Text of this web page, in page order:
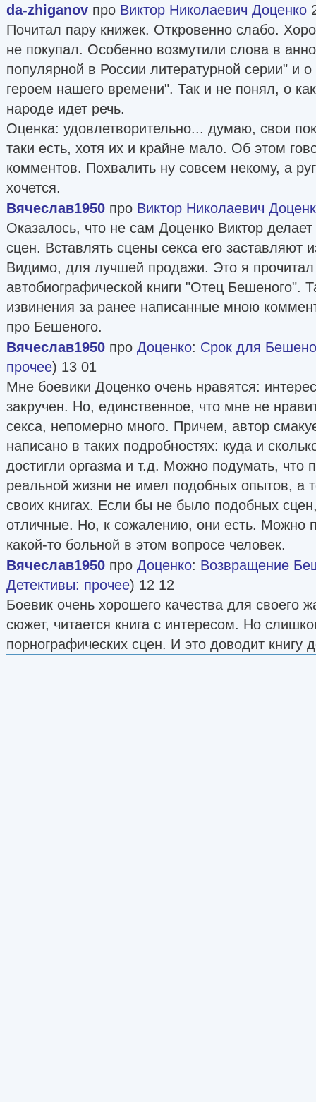
эмигрировавшего отца-латыша. Под диктовку
резкий ответ, переписка прекратилась, но
отчислен. Как известного спортсмена
институт, а затем перевели в МГУ. На 4-м
болгарке, с скандалом оставляет
Софию, быстро овладевает болгарским и
экономическом институте. Спустя год,
Москву, Доценко узнает, что он отчислен из
поведение". Знакомые кинематографисты, у
снимался в массовках, помогают ему
ВГИКа и защитить диплом. Получив диплом,
режиссерский факультет ВГИКа и
За неопубликованную повесть "День,
КПСС и военном перевороте в СССР против
сажают в тюрьму за "бытовое хулиганство".
Вернувшись в Мосвку, Доценко продолжает
различных изданий, работает на
"Бенефисом" Л. Гурченко, с А. Миттой над
собственной картины Доценко о судьбах
запустить не позволили.
Для сбора нового материала Доценко
воюющий Афганистан, в район Кандагара.
Первые литературные опыты Доценко
Роман о десантнике-"афганце" был высоко
Токаревой, Борисом Васильевым, Аркадием
дало визы и обвинило автора в "очернении
действительности". КГБ снова взяло Доценко
допросы, избиения. Писатель отказался
осведомителем и получил 6 лет лишения
Б. Васильева Доценко освободился на 1,5
вернулся в Москву и принялся
Бешеном. Книга была хорошо принята в
публикации в 1989 г. не рекомендовалась...
da-zhiganov про Виктор Николаевич Доценко
Почитал пару книжек. Откровенно слабо.
не покупал. Особенно возмутили слова в
популярной в России литературной серии" и
героем нашего времени". Так и не понял, о
народе идет речь.
Оценка: удовлетворительно... думаю, свои
таки есть, хотя их и крайне мало. Об этом
комментов. Похвалить ну совсем некому, а
хочется.
Вячеслав1950 про Виктор Николаевич
Оказалось, что не сам Доценко Виктор делает
сцен. Вставлять сцены секса его заставляют
Видимо, для лучшей продажи. Это я прочитал
автобиографической книги "Отец Бешеного".
извинения за ранее написанные мною
про Бешеного.
Вячеслав1950 про Доценко: Срок для
прочее) 13 01
Мне боевики Доценко очень нравятся:
закручен. Но, единственное, что мне не
секса, непомерно много. Причем, автор
написано в таких подробностях: куда и
достигли оргазма и т.д. Можно подумать, что
реальной жизни не имел подобных опытов, а
своих книгах. Если бы не было подобных
отличные. Но, к сожалению, они есть. Можно
какой-то больной в этом вопросе человек.
Вячеслав1950 про Доценко: Возвращение
Детективы: прочее) 12 12
Боевик очень хорошего качества для своего
сюжет, читается книга с интересом. Но
порнографических сцен. И это доводит книгу